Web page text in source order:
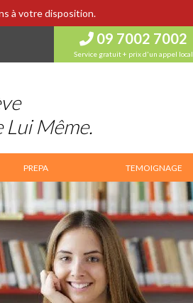
à votre disposition.
09 7002 7002
Service gratuit + prix d'un appel local
Même.
PREPA TEMOIGNAGE